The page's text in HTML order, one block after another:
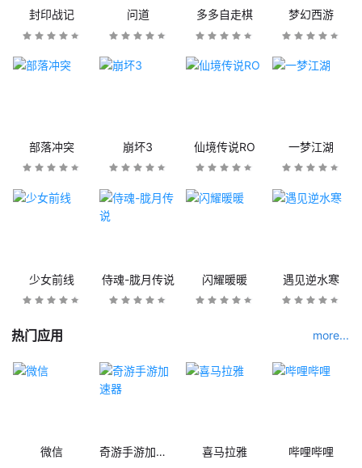
封印战记 问道 多多自走棋 梦幻西游
部落冲突 崩坏3 仙境传说RO 一梦江湖
少女前线 侍魂-胧月传说 闪耀暖暖 遇见逆水寒
热门应用 more...
微信 奇游手游加速器 喜马拉雅 哔哩哔哩